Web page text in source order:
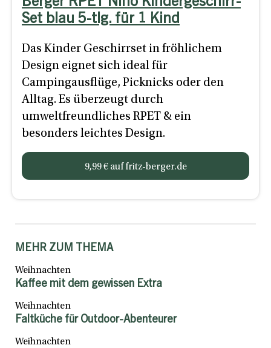
Berger RPET Nino Kindergeschirr-
Set blau 5-tlg. für 1 Kind
Das Kinder Geschirrset in fröhlichem
Design eignet sich ideal für
Campingausflüge, Picknicks oder den
Alltag. Es überzeugt durch
umweltfreundliches RPET & ein
besonders leichtes Design.
9,99 € auf fritz-berger.de
MEHR ZUM THEMA
Weihnachten
Kaffee mit dem gewissen Extra
Weihnachten
Faltküche für Outdoor-Abenteurer
Weihnachten